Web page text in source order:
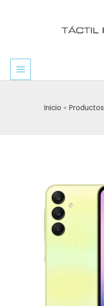
Inicio Productos